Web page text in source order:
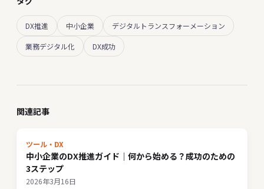
DX推進 中小企業 デジタルトランスフォーメーション
業務デジタル化 DX成功
関連記事
ツール・DX
中小企業のDX推進ガイド｜何から始める？成功のための
3ステップ
2026年3月16日